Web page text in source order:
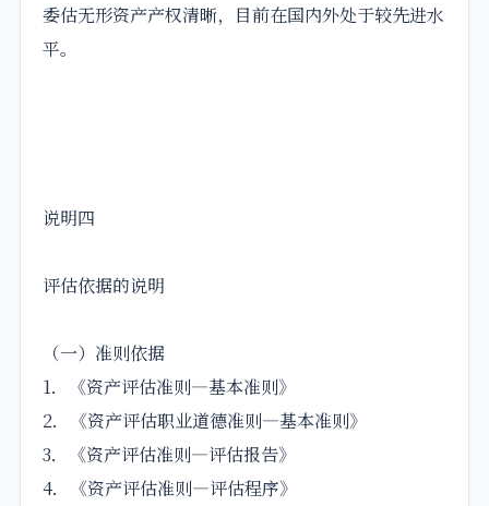
委估无形资产产权清晰，目前在国内外处于较先进水
平。
说明四
评估依据的说明
（一）准则依据
1．《资产评估准则—基本准则》
2．《资产评估职业道德准则—基本准则》
3．《资产评估准则—评估报告》
4．《资产评估准则—评估程序》